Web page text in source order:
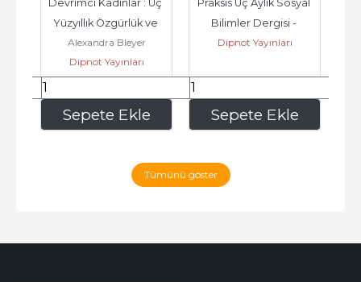
Sepete Ekle
Devrimci Kadınlar : Üç
Yüzyıllık Özgürlük ve
Eşitlik Mücadelesi -
Alexandra Bleyer
Dipnot Yayınları
444,00 Sepete Ekle
Praksis Üç Aylık Sosyal
Bilimler Dergisi -
Yeniden Kapitalist
Dipnot Yayınları
337,50
Tümünü göster